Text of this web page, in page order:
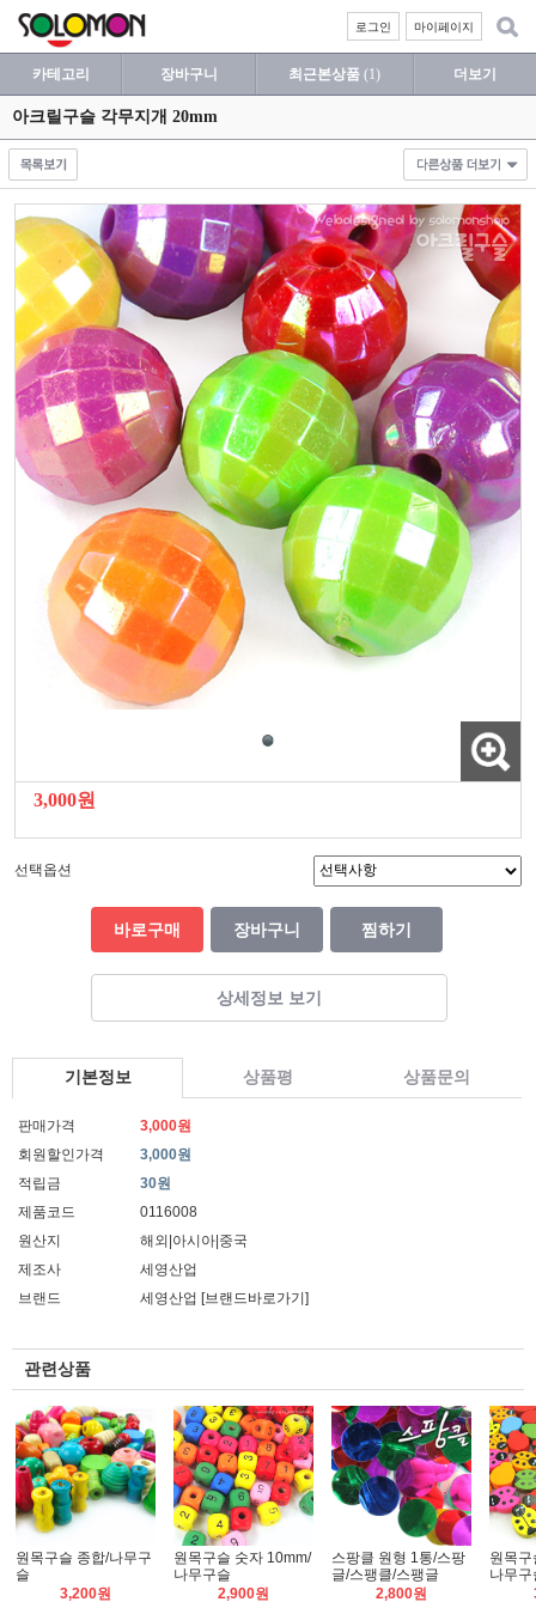
마이페이지
로그인
카테고리 장바구니 최근본상품 (1) 더보기
아크릴구슬 각무지개 20mm
3,000원
선택옵션
바로구매 장바구니 찜하기
상세정보 보기
기본정보 상품평 상품문의
판매가격
3,000원
회원할인가격
3,000원
적립금
30원
제품코드
0116008
원산지
해외|아시아|중국
제조사
세영산업
브랜드
세영산업 [브랜드바로가기]
관련상품
원목구슬 종합/나무구
슬
3,200원
원목구슬 숫자 10mm/
나무구슬
2,900원
스팡클 원형 1통/스팡
글/스팽클/스팽글
2,800원
원목
나무구